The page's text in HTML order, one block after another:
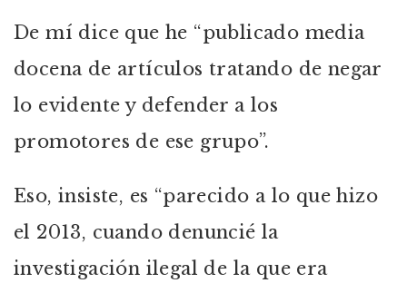
De mí dice que he “publicado media
docena de artículos tratando de negar
lo evidente y defender a los
promotores de ese grupo”.
Eso, insiste, es “parecido a lo que hizo
el 2013, cuando denuncié la
investigación ilegal de la que era